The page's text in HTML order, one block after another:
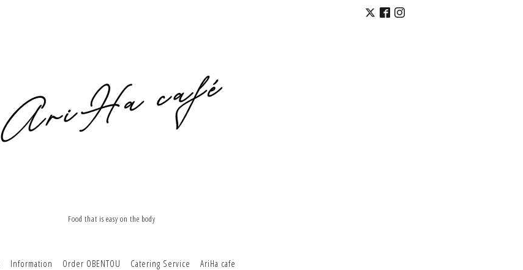
Food that is easy on the body
Information Order OBENTOU Catering Service AriHa cafe